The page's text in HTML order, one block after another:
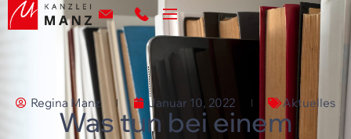
Regina Manz Januar 10, 2022 Aktuelles
Was tun bei einem